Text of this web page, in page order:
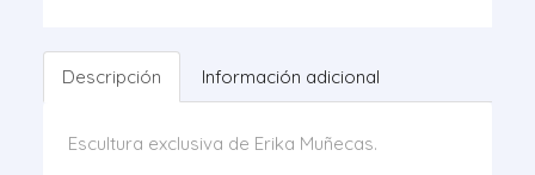
Descripción Información adicional
Escultura exclusiva de Erika Muñecas.